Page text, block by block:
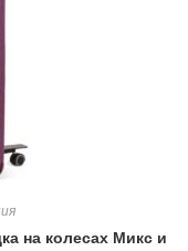
на колесах Микс и